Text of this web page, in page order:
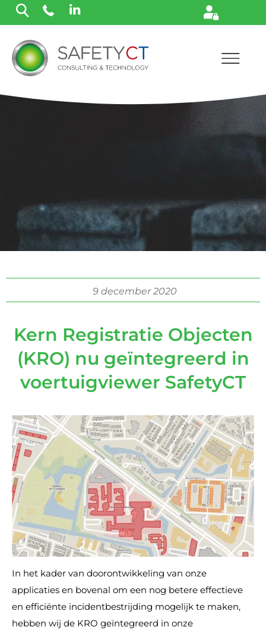
9 december 2020
Kern Registratie Objecten
(KRO) nu geïntegreerd in
voertuigviewer SafetyCT
In het kader van doorontwikkeling van onze
applicaties en bovenal om een nog betere effectieve
en efficiënte incidentbestrijding mogelijk te maken,
hebben wij de KRO geïntegreerd in onze